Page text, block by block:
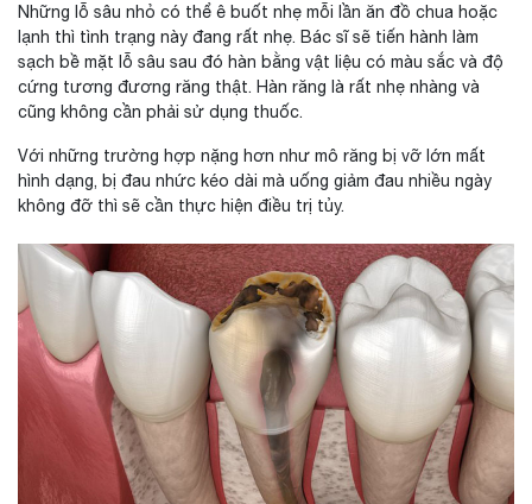
Những lỗ sâu nhỏ có thể ê buốt nhẹ mỗi lần ăn đồ chua hoặc
lạnh thì tình trạng này đang rất nhẹ. Bác sĩ sẽ tiến hành làm
sạch bề mặt lỗ sâu sau đó hàn bằng vật liệu có màu sắc và độ
cứng tương đương răng thật. Hàn răng là rất nhẹ nhàng và
cũng không cần phải sử dụng thuốc.
Với những trường hợp nặng hơn như mô răng bị vỡ lớn mất
hình dạng, bị đau nhức kéo dài mà uống giảm đau nhiều ngày
không đỡ thì sẽ cần thực hiện điều trị tủy.